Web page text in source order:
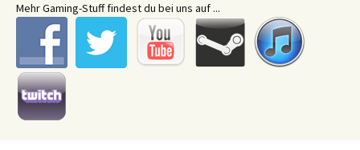
Mehr Gaming-Stuff findest du bei uns auf ...